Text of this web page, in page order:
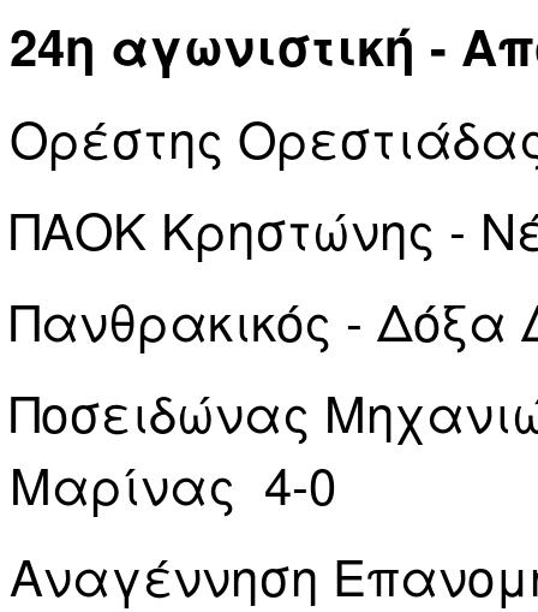
24η αγωνιστική -
Ορέστης
ΠΑΟΚ Κρηστώνης -
Πανθρακικός -
Ποσειδώνας
Μαρίνας 4-0
Αναγέννηση